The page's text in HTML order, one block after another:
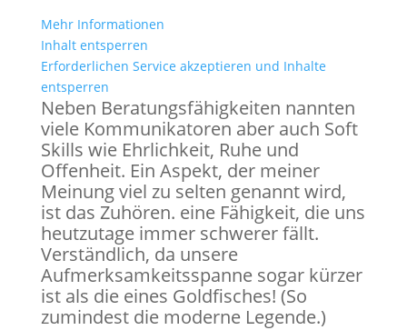
Mehr Informationen
Inhalt entsperren
Erforderlichen Service akzeptieren und Inhalte
entsperren
Neben Beratungsfähigkeiten nannten
viele Kommunikatoren aber auch Soft
Skills wie Ehrlichkeit, Ruhe und
Offenheit. Ein Aspekt, der meiner
Meinung viel zu selten genannt wird,
ist das Zuhören. eine Fähigkeit, die uns
heutzutage immer schwerer fällt.
Verständlich, da unsere
Aufmerksamkeitsspanne sogar kürzer
ist als die eines Goldfisches! (So
zumindest die moderne Legende.)